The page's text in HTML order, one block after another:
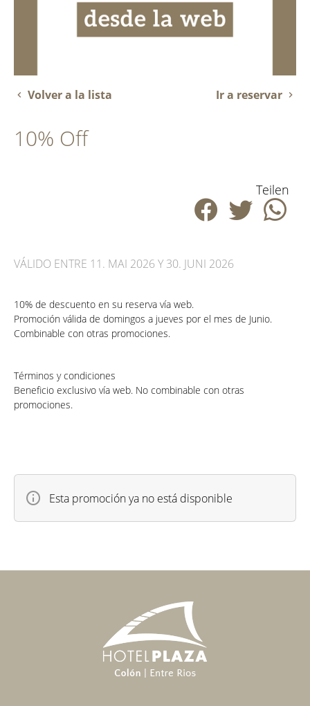
Volver a la lista Ir a reservar
10% Off
Teilen
VÁLIDO ENTRE 11. MAI 2026 Y 30. JUNI 2026
10% de descuento en su reserva vía web.
Promoción válida de domingos a jueves por el mes de Junio.
Combinable con otras promociones.
Términos y condiciones
Beneficio exclusivo vía web. No combinable con otras
promociones.
Esta promoción ya no está disponible